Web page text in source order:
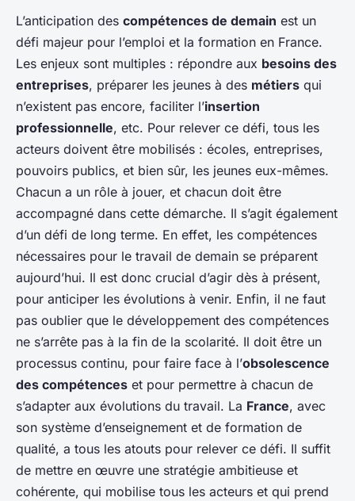
L’anticipation des compétences de demain est un
défi majeur pour l’emploi et la formation en France.
Les enjeux sont multiples : répondre aux besoins des
entreprises, préparer les jeunes à des métiers qui
n’existent pas encore, faciliter l’insertion
professionnelle, etc. Pour relever ce défi, tous les
acteurs doivent être mobilisés : écoles, entreprises,
pouvoirs publics, et bien sûr, les jeunes eux-mêmes.
Chacun a un rôle à jouer, et chacun doit être
accompagné dans cette démarche. Il s’agit également
d’un défi de long terme. En effet, les compétences
nécessaires pour le travail de demain se préparent
aujourd’hui. Il est donc crucial d’agir dès à présent,
pour anticiper les évolutions à venir. Enfin, il ne faut
pas oublier que le développement des compétences
ne s’arrête pas à la fin de la scolarité. Il doit être un
processus continu, pour faire face à l’obsolescence
des compétences et pour permettre à chacun de
s’adapter aux évolutions du travail. La France, avec
son système d’enseignement et de formation de
qualité, a tous les atouts pour relever ce défi. Il suffit
de mettre en œuvre une stratégie ambitieuse et
cohérente, qui mobilise tous les acteurs et qui prend